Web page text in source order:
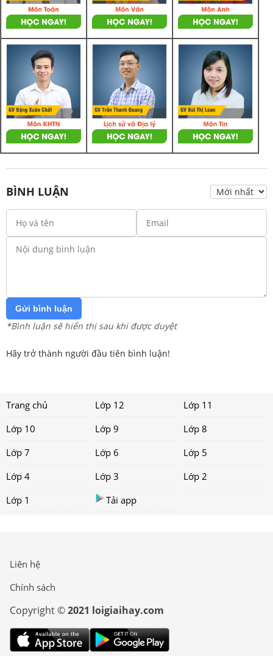
BÌNH LUẬN
Gửi bình luận
*Bình luận sẽ hiển thị sau khi được duyệt
Hãy trở thành người đầu tiên bình luận!
Trang chủ Lớp 12
Lớp 11
Lớp 10
Lớp 9
Lớp 8
Lớp 7
Lớp 6
Lớp 5
Lớp 4
Lớp 3
Lớp 2
Lớp 1
Tải app
Liên hệ
Chính sách
Copyright ©2021 loigiaihay.com